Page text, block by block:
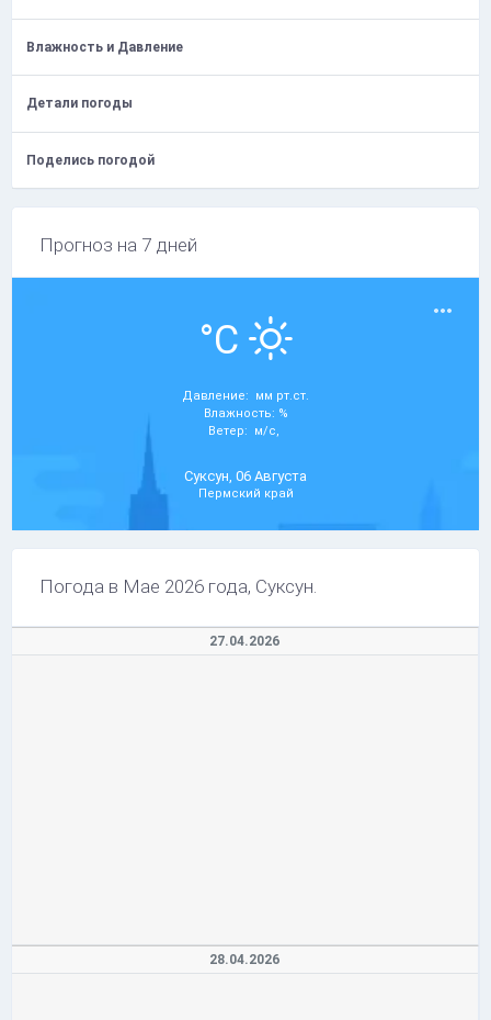
Влажность и Давление
Детали погоды
Поделись погодой
Прогноз на 7 дней
°C
Давление: мм рт.ст.
Влажность: %
Ветер: м/с,
Суксун, 06 Августа
Пермский край
Погода в Мае 2026 года, Суксун.
27.04.2026
28.04.2026